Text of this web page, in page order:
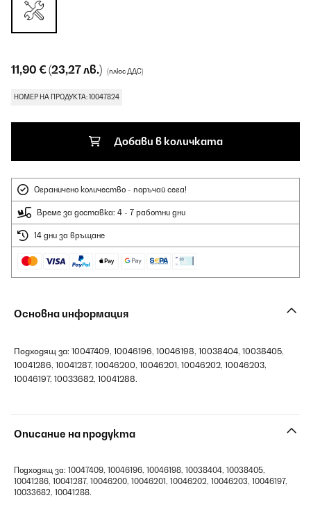
11,90 €(23,27 лв.) (плюс ДДС)
НОМЕР НА ПРОДУКТА: 10047824
Добави в количката
Ограничено количество - поръчай сега!
Време за доставка: 4 - 7 работни дни
14 дни за връщане
Основна информация
Подходящ за: 10047409, 10046196, 10046198, 10038404, 10038405,
10041286, 10041287, 10046200, 10046201, 10046202, 10046203,
10046197, 10033682, 10041288.
Описание на продукта
Подходящ за: 10047409, 10046196, 10046198, 10038404, 10038405,
10041286, 10041287, 10046200, 10046201, 10046202, 10046203, 10046197,
10033682, 10041288.